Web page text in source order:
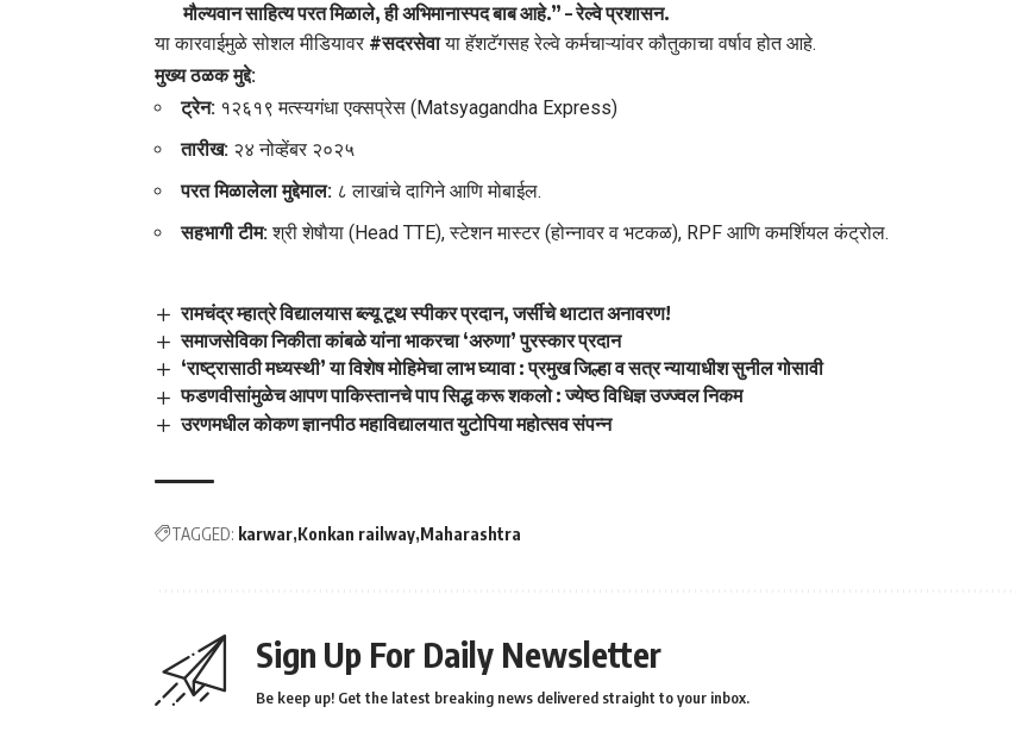
मौल्यवान साहित्य परत मिळाले, ही अभिमानास्पद बाब आहे.” – रेल्वे प्रशासन.
​या कारवाईमुळे सोशल मीडियावर #सदरसेवाया हॅशटॅगसह रेल्वे कर्मचाऱ्यांवर कौतुकाचा वर्षाव होत आहे.
मुख्य ठळक मुद्दे:
ट्रेन: १२६१९ मत्स्यगंधा एक्सप्रेस (Matsyagandha Express)
तारीख: २४ नोव्हेंबर २०२५
परत मिळालेला मुद्देमाल: ८ लाखांचे दागिने आणि मोबाईल.
सहभागी टीम:श्री शेषाैया (Head TTE), स्टेशन मास्टर (होन्नावर व भटकळ), RPF आणि कमर्शियल कंट्रोल.
रामचंद्र म्हात्रे विद्यालयास ब्ल्यू टूथ स्पीकर प्रदान, जर्सीचे थाटात अनावरण!
समाजसेविका निकीता कांबळे यांना भाकरचा ‘अरुणा’ पुरस्कार प्रदान
‘राष्ट्रासाठी मध्यस्थी’ या विशेष मोहिमेचा लाभ घ्यावा : प्रमुख जिल्हा व सत्र न्यायाधीश सुनील गोसावी
फडणवीसांमुळेच आपण पाकिस्तानचे पाप सिद्ध करू शकलो : ज्येष्ठ विधिज्ञ उज्ज्वल निकम
उरणमधील कोकण ज्ञानपीठ महाविद्यालयात युटोपिया महोत्सव संपन्न
TAGGED: karwar Konkan railway Maharashtra
Sign Up For Daily Newsletter
Be keep up! Get the latest breaking news delivered straight to your inbox.